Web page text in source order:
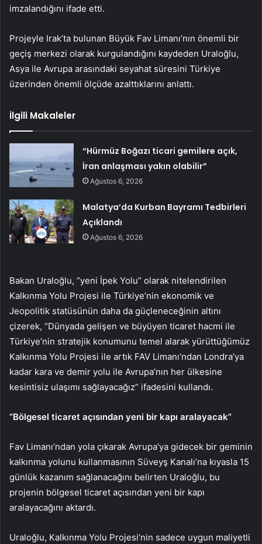
imzalandığını ifade etti.
Projeyle Irak’ta bulunan Büyük Fav Limanı’nın önemli bir
geçiş merkezi olarak kurgulandığını kaydeden Uraloğlu,
Asya ile Avrupa arasındaki seyahat süresini Türkiye
üzerinden önemli ölçüde azalttıklarını anlattı.
İlgili Makaleler
“Hürmüz Boğazı ticari gemilere açık,
İran anlaşması yakın olabilir”
Ağustos 6, 2026
Malatya’da Kurban Bayramı Tedbirleri
Açıklandı
Ağustos 6, 2026
Bakan Uraloğlu, “yeni İpek Yolu” olarak nitelendirilen
Kalkınma Yolu Projesi ile Türkiye’nin ekonomik ve
Jeopolitik statüsünün daha da güçleneceğinin altını
çizerek, “Dünyada gelişen ve büyüyen ticaret hacmi ile
Türkiye’nin stratejik konumunu temel alarak yürüttüğümüz
Kalkınma Yolu Projesi ile artık FAV Limanı’ndan Londra’ya
kadar kara ve demir yolu ile Avrupa’nın her ülkesine
kesintisiz ulaşımı sağlayacağız” ifadesini kullandı.
“Bölgesel ticaret açısından yeni bir kapı aralayacak”
Fav Limanı’ndan yola çıkarak Avrupa’ya gidecek bir geminin
kalkınma yolunu kullanmasının Süveyş Kanalı’na kıyasla 15
günlük kazanım sağlanacağını belirten Uraloğlu, bu
projenin bölgesel ticaret açısından yeni bir kapı
aralayacağını aktardı.
Uraloğlu, Kalkınma Yolu Projesi’nin sadece uygun maliyetli